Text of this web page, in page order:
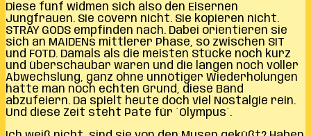
Diese fünf widmen sich also den Eisernen
Jungfrauen. Sie covern nicht. Sie kopieren nicht.
STRAY GODS empfinden nach. Dabei orientieren sie
sich an MAIDENs mittlerer Phase, so zwischen SIT
und FOTD. Damals als die meisten Stücke noch kurz
und überschaubar waren und die langen noch voller
Abwechslung, ganz ohne unnötiger Wiederholungen
hatte man noch echten Grund, diese Band
abzufeiern. Da spielt heute doch viel Nostalgie rein.
Und diese Zeit steht Pate für ´Olympus´.